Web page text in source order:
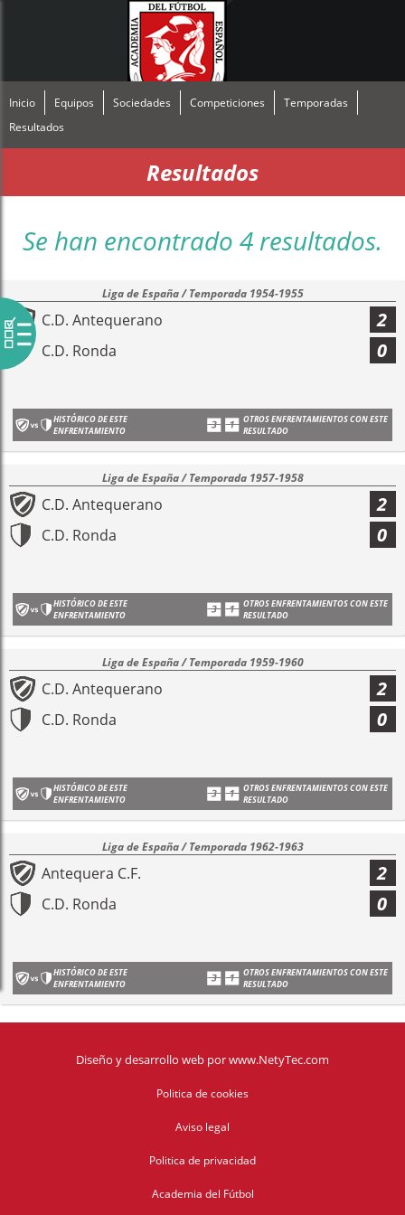
Inicio Equipos Sociedades Competiciones
Temporadas
Resultados
Resultados
Se han encontrado 4 resultados.
Liga de España / Temporada 1954-1955
C.D. Antequerano 2
C.D. Ronda 0
HISTÓRICO DE ESTE
ENFRENTAMIENTO
OTROS ENFRENTAMIENTOS CON ESTE
RESULTADO
Liga de España / Temporada 1957-1958
C.D. Antequerano 2
C.D. Ronda 0
HISTÓRICO DE ESTE
ENFRENTAMIENTO
OTROS ENFRENTAMIENTOS CON ESTE
RESULTADO
Liga de España / Temporada 1959-1960
C.D. Antequerano 2
C.D. Ronda 0
HISTÓRICO DE ESTE
ENFRENTAMIENTO
OTROS ENFRENTAMIENTOS CON ESTE
RESULTADO
Liga de España / Temporada 1962-1963
Antequera C.F. 2
C.D. Ronda 0
HISTÓRICO DE ESTE
ENFRENTAMIENTO
OTROS ENFRENTAMIENTOS CON ESTE
RESULTADO
Diseño y desarrollo web porwww.NetyTec.com
Politica de cookies
Aviso legal
Politica de privacidad
Academia del Fútbol